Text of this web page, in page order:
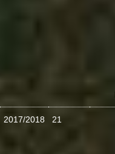
2017/2018 21